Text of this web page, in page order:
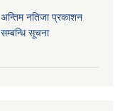
अन्तिम नतिजा प्रकाशन
सम्बन्धि सूचना